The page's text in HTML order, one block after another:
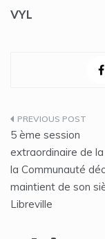
VYL
Navigation
de
l’article
5 ème session
extraordinaire de la
la Communauté
maintient de son
Libreville